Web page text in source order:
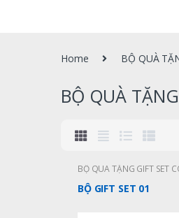
Home BỘ QUÀ
BỘ QUÀ
BỘ QUÀ TẶNG GIFT SET
BỘ GIFT SET 01